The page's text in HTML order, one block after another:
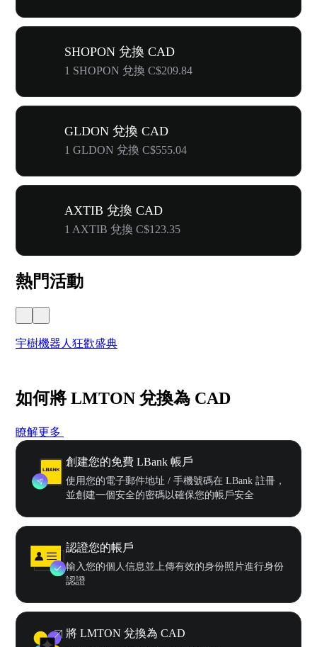
SHOPON 兌換 CAD
1 SHOPON 兌換 C$209.84
GLDON 兌換 CAD
1 GLDON 兌換 C$555.04
AXTIB 兌換 CAD
1 AXTIB 兌換 C$123.35
熱門活動
宇樹機器人狂歡盛典
如何將 LMTON 兌換為 CAD
瞭解更多
創建您的免費 LBank 帳戶
使用您的電子郵件地址 / 手機號碼在 LBank 註冊，
並創建一個安全的密碼以確保您的帳戶安全
認證您的帳戶
輸入您的個人信息並上傳有效的身份照片進行身份
認證
將 LMTON 兌換為 CAD